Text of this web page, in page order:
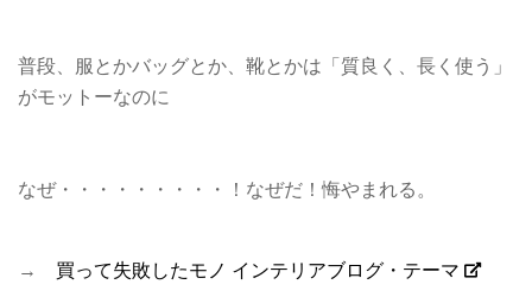
普段、服とかバッグとか、靴とかは「質良く、長く使う」
がモットーなのに
なぜ・・・・・・・・・！なぜだ！悔やまれる。
→ 買って失敗したモノ インテリアブログ・テーマ